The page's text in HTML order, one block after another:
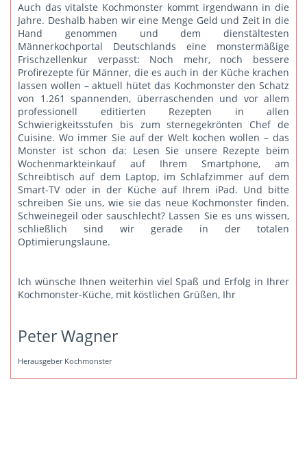
Auch das vitalste Kochmonster kommt irgendwann in die
Jahre. Deshalb haben wir eine Menge Geld und Zeit in die
Hand genommen und dem dienstältesten
Männerkochportal Deutschlands eine monstermäßige
Frischzellenkur verpasst: Noch mehr, noch bessere
Profirezepte für Männer, die es auch in der Küche krachen
lassen wollen – aktuell hütet das Kochmonster den Schatz
von 1.261 spannenden, überraschenden und vor allem
professionell editierten Rezepten in allen
Schwierigkeitsstufen bis zum sternegekrönten Chef de
Cuisine. Wo immer Sie auf der Welt kochen wollen – das
Monster ist schon da: Lesen Sie unsere Rezepte beim
Wochenmarkteinkauf auf Ihrem Smartphone, am
Schreibtisch auf dem Laptop, im Schlafzimmer auf dem
Smart-TV oder in der Küche auf Ihrem iPad. Und bitte
schreiben Sie uns, wie sie das neue Kochmonster finden.
Schweinegeil oder sauschlecht? Lassen Sie es uns wissen,
schließlich sind wir gerade in der totalen
Optimierungslaune.
Ich wünsche Ihnen weiterhin viel Spaß und Erfolg in Ihrer
Kochmonster-Küche, mit köstlichen Grüßen, Ihr
Peter Wagner
Herausgeber Kochmonster